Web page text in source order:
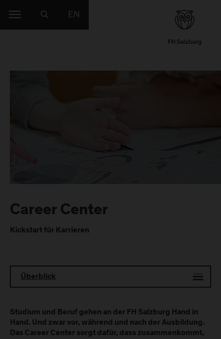
EN
Career Center
Kickstart für Karrieren
Überblick
Studium und Beruf gehen an der FH Salzburg Hand in
Hand. Und zwar vor, während und nach der Ausbildung.
Das Career Center sorgt dafür, dass zusammenkommt,